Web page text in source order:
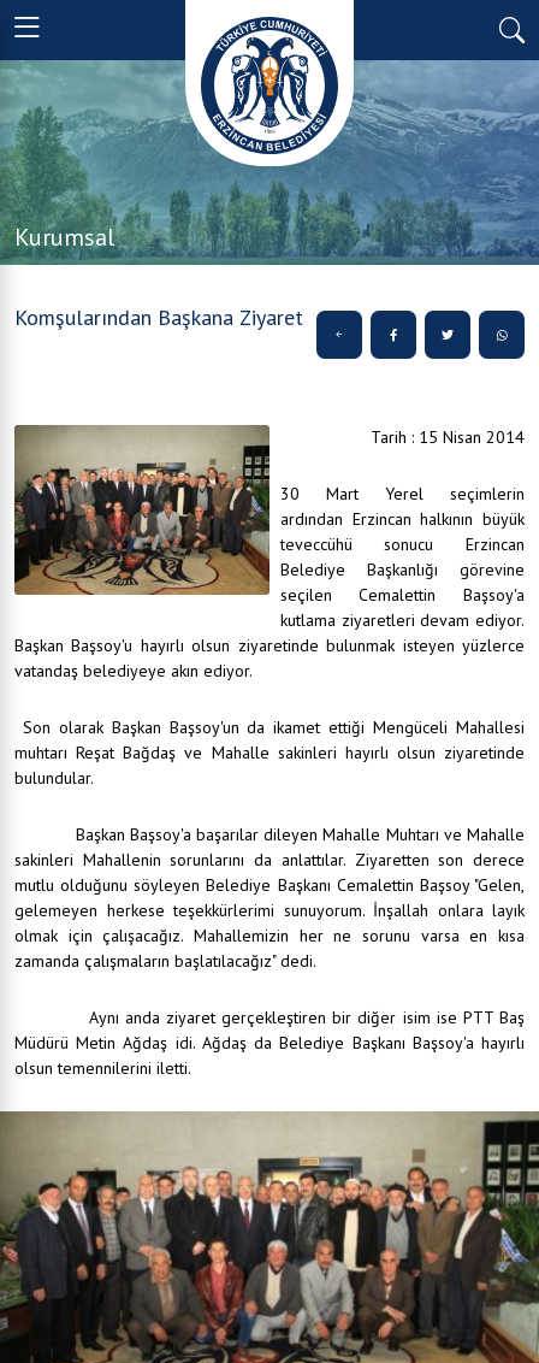
Kurumsal
Komşularından Başkana Ziyaret
Tarih : 15 Nisan 2014
30 Mart Yerel seçimlerin
ardından Erzincan halkının büyük
teveccühü sonucu Erzincan
Belediye Başkanlığı görevine
seçilen Cemalettin Başsoy'a
kutlama ziyaretleri devam ediyor.
Başkan Başsoy'u hayırlı olsun ziyaretinde bulunmak isteyen yüzlerce
vatandaş belediyeye akın ediyor.
Son olarak Başkan Başsoy'un da ikamet ettiği Mengüceli Mahallesi
muhtarı Reşat Bağdaş ve Mahalle sakinleri hayırlı olsun ziyaretinde
bulundular.
Başkan Başsoy'a başarılar dileyen Mahalle Muhtarı ve Mahalle
sakinleri Mahallenin sorunlarını da anlattılar. Ziyaretten son derece
mutlu olduğunu söyleyen Belediye Başkanı Cemalettin Başsoy "Gelen,
gelemeyen herkese teşekkürlerimi sunuyorum. İnşallah onlara layık
olmak için çalışacağız. Mahallemizin her ne sorunu varsa en kısa
zamanda çalışmaların başlatılacağız" dedi.
Aynı anda ziyaret gerçekleştiren bir diğer isim ise PTT Baş
Müdürü Metin Ağdaş idi. Ağdaş da Belediye Başkanı Başsoy'a hayırlı
olsun temennilerini iletti.